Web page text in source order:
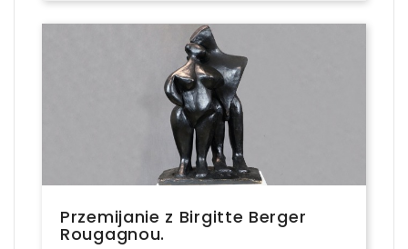
Przemijanie z Birgitte Berger
Rougagnou.